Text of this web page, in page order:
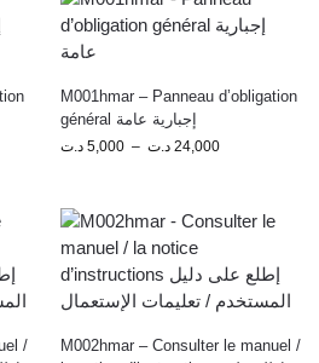
M001hmar – Panneau d’obligation
général إجبارية عامة
5,000 د.ت – 24,000 د.ت
/
M002hmar – Consulter le manuel /